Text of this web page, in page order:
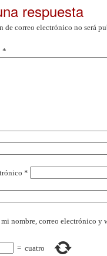
respuesta
de correo electrónico no será
*
*
nombre, correo electrónico y
= cuatro